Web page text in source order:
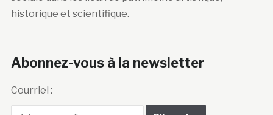
historique et scientifique.
Abonnez-vous à la newsletter
Courriel :